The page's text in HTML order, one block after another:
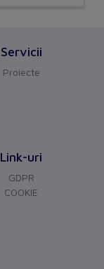
Yes
0,07
Servicii
Proiecte
Link-uri
GDPR
COOKIE